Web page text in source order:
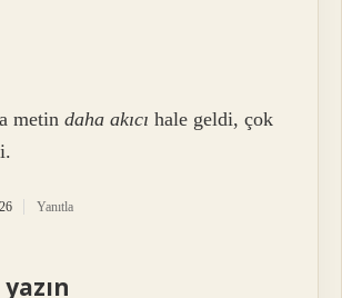
metindaha akıcı hale geldi, çok
Yanıtla